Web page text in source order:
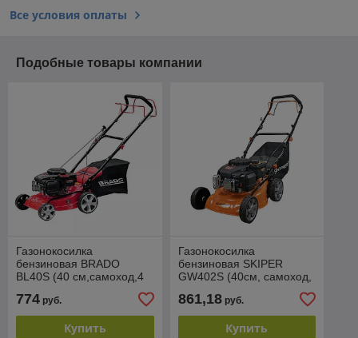
Все условия оплаты
Подобные товары компании
Газонокосилка
бензиновая BRADO
BL40S (40 см,самоход,4
лс,сталь.дека,травосб.45
л, +НОЖ)
774 руб.
Купить
Газонокосилка
бензиновая SKIPER
GW402S (40см, самоход,
сталь.дека,травосб.45 л,
+НОЖ)
861,18руб.
Купить